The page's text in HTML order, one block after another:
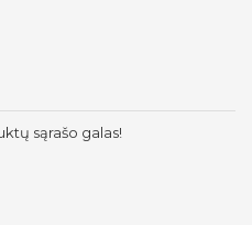
sąrašo galas!